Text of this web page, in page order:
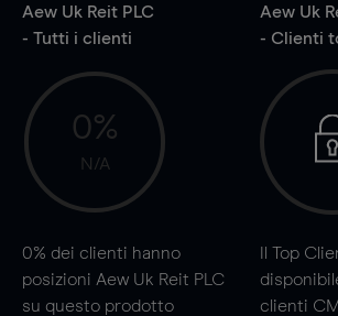
Aew Uk Reit PLC
- Tutti i clienti
0%
N/A
0% dei clienti hanno
posizioni Aew Uk Reit PLC
su questo prodotto
Aew Uk
- Clienti
Il Top
clienti